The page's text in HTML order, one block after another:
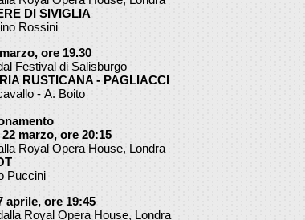
DI SIVIGLIA
Rossini
ore 19.30
Festival di Salisburgo
RUSTICANA - PAGLIACCI
- A. Boito
marzo, ore 20:15
Royal Opera House, Londra
Puccini
aprile, ore 19:45
Royal Opera House, Londra